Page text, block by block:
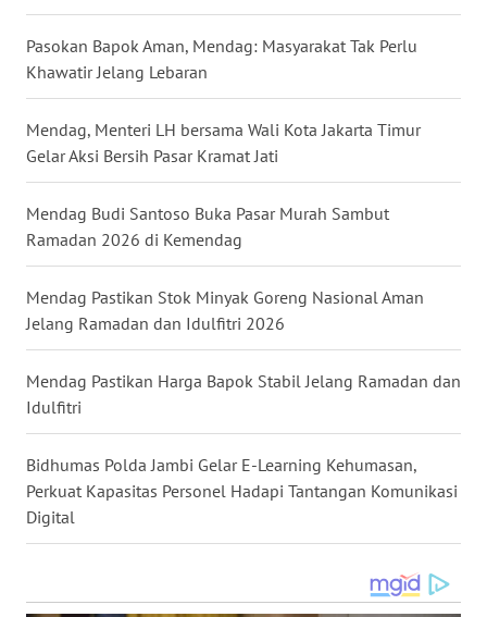
Pasokan Bapok Aman, Mendag: Masyarakat Tak Perlu
Khawatir Jelang Lebaran
Mendag, Menteri LH bersama Wali Kota Jakarta Timur
Gelar Aksi Bersih Pasar Kramat Jati
Mendag Budi Santoso Buka Pasar Murah Sambut
Ramadan 2026 di Kemendag
Mendag Pastikan Stok Minyak Goreng Nasional Aman
Jelang Ramadan dan Idulfitri 2026
Mendag Pastikan Harga Bapok Stabil Jelang Ramadan dan
Idulfitri
Bidhumas Polda Jambi Gelar E-Learning Kehumasan,
Perkuat Kapasitas Personel Hadapi Tantangan Komunikasi
Digital
WN
JOGJA
WN
JATIM
WN
WN
WN
WN
KALSEL
KALTIM